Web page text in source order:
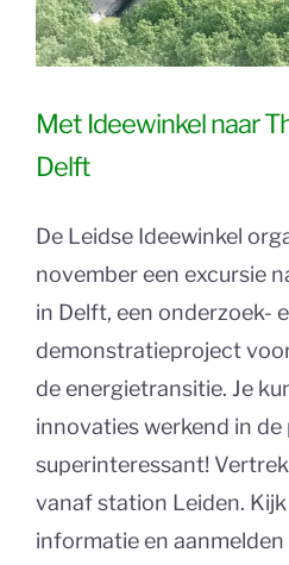
Met Ideewinkel naar
Delft
De Leidse Ideewinkel
november een excursie
in Delft, een onderzoek-
demonstratieproject
de energietransitie. Je
innovaties werkend in de
superinteressant!
vanaf station Leiden.
informatie en